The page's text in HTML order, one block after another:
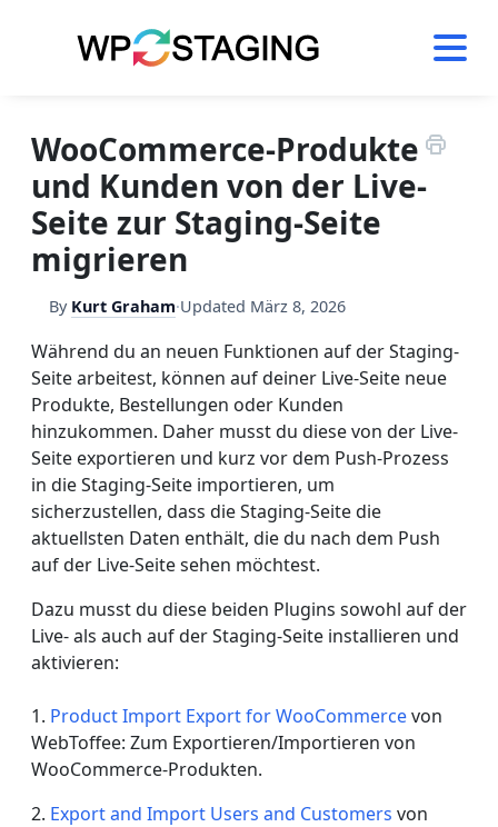
WooCommerce-Produkte
und Kunden von der Live-
Seite zur Staging-Seite
migrieren
By Kurt Graham·Updated März 8, 2026
Während du an neuen Funktionen auf der Staging-
Seite arbeitest, können auf deiner Live-Seite neue
Produkte, Bestellungen oder Kunden
hinzukommen. Daher musst du diese von der Live-
Seite exportieren und kurz vor dem Push-Prozess
in die Staging-Seite importieren, um
sicherzustellen, dass die Staging-Seite die
aktuellsten Daten enthält, die du nach dem Push
auf der Live-Seite sehen möchtest.
Dazu musst du diese beiden Plugins sowohl auf der
Live- als auch auf der Staging-Seite installieren und
aktivieren:
1. Product Import Export for WooCommercevon
WebToffee: Zum Exportieren/Importieren von
WooCommerce-Produkten.
2. Export and Import Users and Customers von